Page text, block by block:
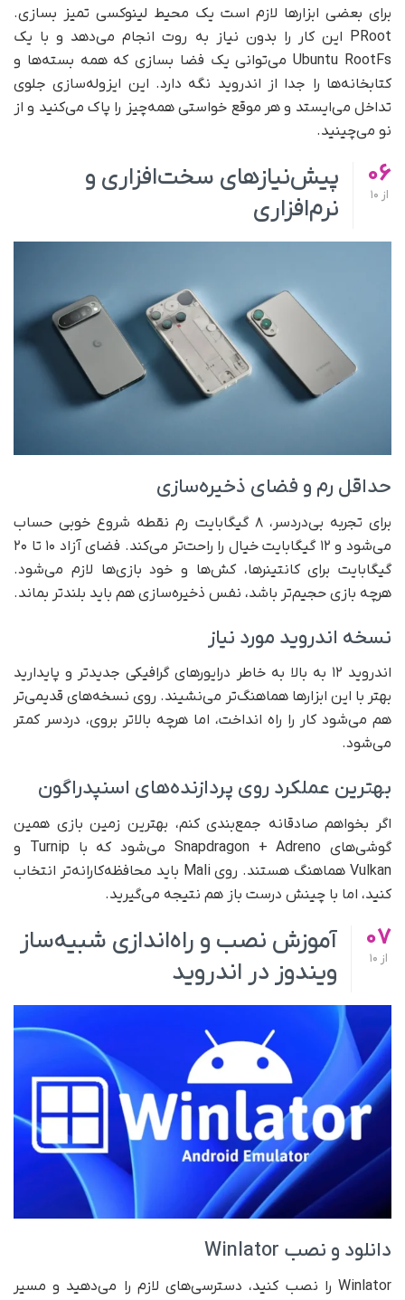
برای بعضی ابزارها لازم است یک محیط لینوکسی تمیز بسازی.
PRoot این کار را بدون نیاز به روت انجام می‌دهد و با یک
Ubuntu RootFs می‌توانی یک فضا بسازی که همه بسته‌ها و
کتابخانه‌ها را جدا از اندروید نگه دارد. این ایزوله‌سازی جلوی
تداخل می‌ایستد و هر موقع خواستی همه‌چیز را پاک می‌کنید و از
نو می‌چینید.
06
از
پیش‌نیازهای سخت‌افزاری و
نرم‌افزاری
حداقل رم و فضای ذخیره‌سازی
برای تجربه بی‌دردسر، ۸ گیگابایت رم نقطه شروع خوبی حساب
می‌شود و ۱۲ گیگابایت خیال را راحت‌تر می‌کند. فضای آزاد ۱۰ تا ۲۰
گیگابایت برای کانتینرها، کش‌ها و خود بازی‌ها لازم می‌شود.
هرچه بازی حجیم‌تر باشد، نفس ذخیره‌سازی هم باید بلندتر بماند.
نسخه اندروید مورد نیاز
اندروید ۱۲ به بالا به خاطر درایورهای گرافیکی جدیدتر و پایدارید
بهتر با این ابزارها هماهنگ‌تر می‌نشیند. روی نسخه‌های قدیمی‌تر
هم می‌شود کار را راه انداخت، اما هرچه بالاتر بروی، دردسر کمتر
می‌شود.
بهترین عملکرد روی پردازنده‌های اسنپدراگون
اگر بخواهم صادقانه جمع‌بندی کنم، بهترین زمین بازی همین
گوشی‌های Snapdragon + Adreno می‌شود که با Turnip و
Vulkan هماهنگ هستند. روی Mali باید محافظه‌کارانه‌تر انتخاب
کنید، اما با چینش درست باز هم نتیجه می‌گیرید.
07
از
آموزش نصب و راه‌اندازی شبیه‌ساز
ویندوز در اندروید
دانلود و نصب Winlator
Winlator را نصب کنید، دسترسی‌های لازم را می‌دهید و مسیر